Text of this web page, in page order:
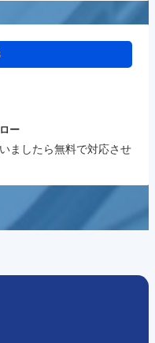
ー
ましたら無料で対応させ